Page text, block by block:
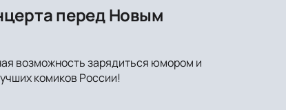
перед Новым
возможность зарядиться юмором и
комиков России!